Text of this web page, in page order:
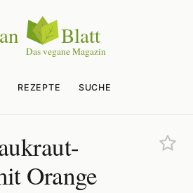
REZEPTE SUCHE
Orange